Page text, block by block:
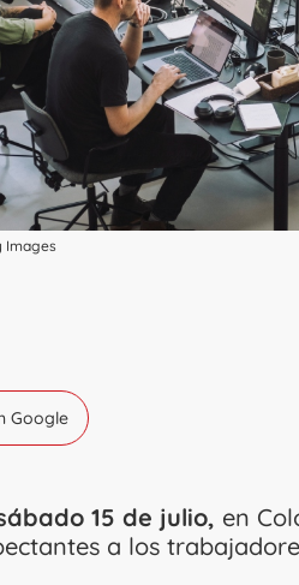
Images
Google
15 de julio, en
a los